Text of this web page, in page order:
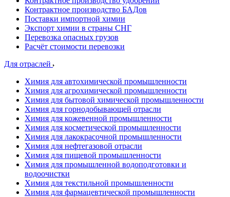
Контрактное производство БАДов
Поставки импортной химии
Экспорт химии в страны СНГ
Перевозка опасных грузов
Расчёт стоимости перевозки
Для отраслей
Химия для автохимической промышленности
Химия для агрохимической промышленности
Химия для бытовой химической промышленности
Химия для горнодобывающей отрасли
Химия для кожевенной промышленности
Химия для косметической промышленности
Химия для лакокрасочной промышленности
Химия для нефтегазовой отрасли
Химия для пищевой промышленности
Химия для промышленной водоподготовки и
водоочистки
Химия для текстильной промышленности
Химия для фармацевтической промышленности